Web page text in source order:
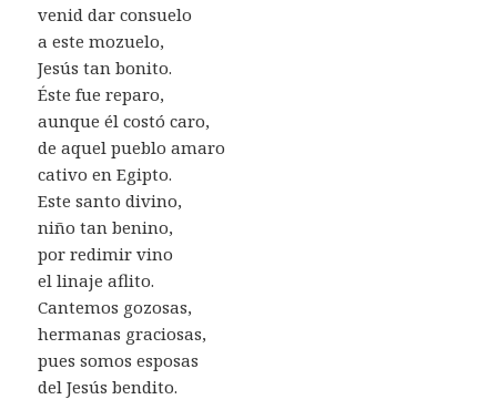
venid dar consuelo
a este mozuelo,
Jesús tan bonito.
Éste fue reparo,
aunque él costó caro,
de aquel pueblo amaro
cativo en Egipto.
Este santo divino,
niño tan benino,
por redimir vino
el linaje aflito.
Cantemos gozosas,
hermanas graciosas,
pues somos esposas
del Jesús bendito.